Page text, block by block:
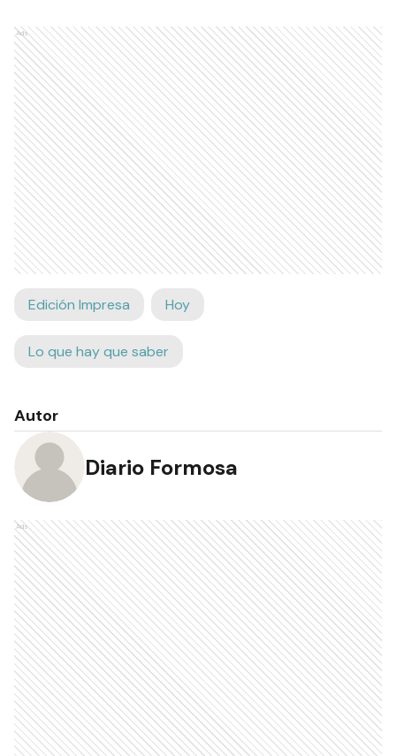
Ads
Edición Impresa Hoy
Lo que hay que saber
Autor
Diario Formosa
Ads